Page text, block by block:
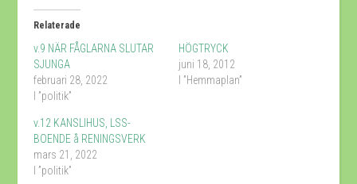
Twitter
(Öppnas
i
nytt
fönster)
nytt
Relaterade
v.9 NÄR FÅGLARNA SLUTAR
SJUNGA
februari 28, 2022
I ”politik”
HÖGTRYCK
juni 18, 2012
I ”Hemmaplan”
v.12 KANSLIHUS, LSS-
BOENDE å RENINGSVERK
mars 21, 2022
I ”politik”